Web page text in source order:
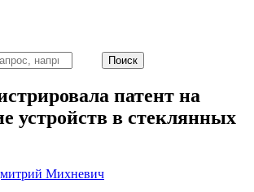
патент на
устройств в стеклянных
Михневич